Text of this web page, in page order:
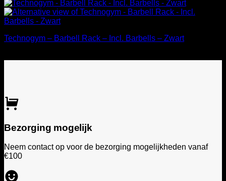
Technogym – Barbell Rack – Incl. Barbells – Zwart
Bezorging mogelijk
Neem contact op voor de bezorging mogelijkheden vanaf
€100